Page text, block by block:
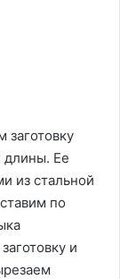
длины. Ее
из стальной
по
и